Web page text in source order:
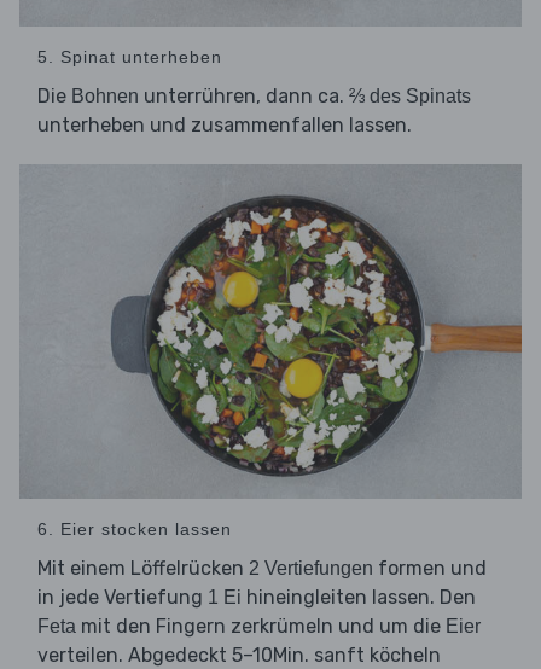
5. Spinat unterheben
Die Bohnen unterrühren, dann ca. ⅔ des Spinats
unterheben und zusammenfallen lassen.
6. Eier stocken lassen
Mit einem Löffelrücken 2 Vertiefungen formen und
in jede Vertiefung 1 Ei hineingleiten lassen. Den
Feta mit den Fingern zerkrümeln und um die Eier
verteilen. Abgedeckt 5–10Min. sanft köcheln